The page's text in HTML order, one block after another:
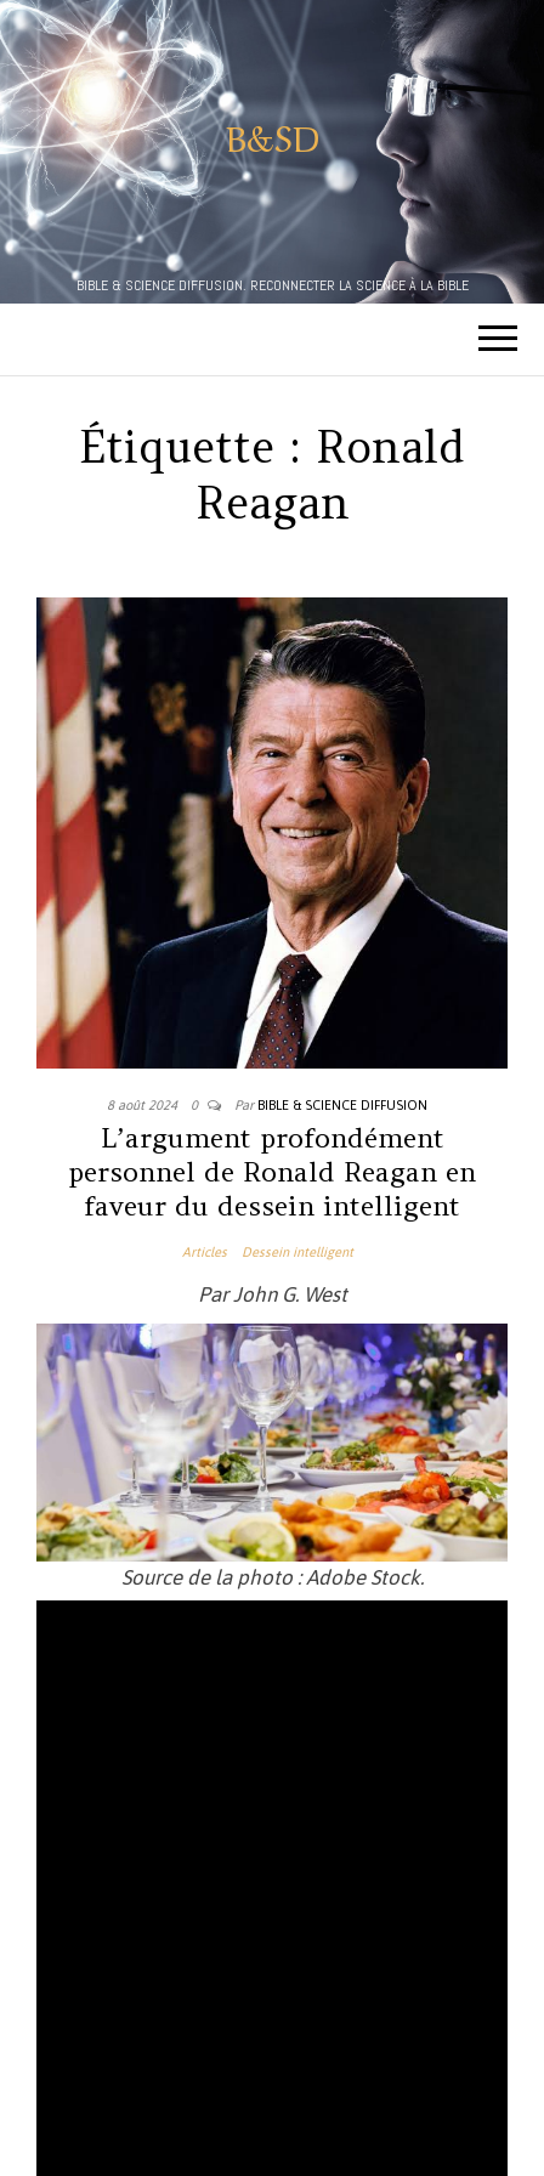
B&SD
BIBLE & SCIENCE DIFFUSION. RECONNECTER LA SCIENCE À LA BIBLE
Étiquette : Ronald
Reagan
8 août 2024 0 Par BIBLE & SCIENCE DIFFUSION
L’argument profondément
personnel de Ronald Reagan en
faveur du dessein intelligent
Articles Dessein intelligent
Par John G. West
Source de la photo : Adobe Stock.